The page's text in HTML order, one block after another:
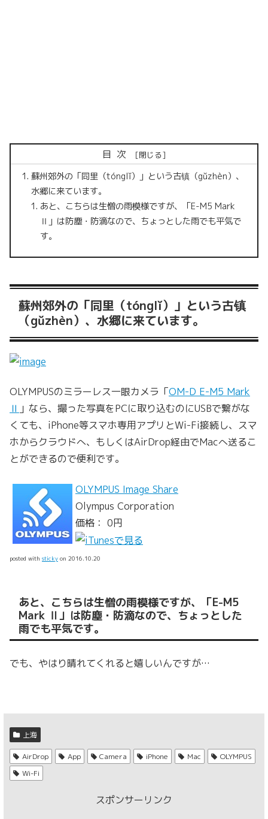
目次
蘇州郊外の「同里（tónglǐ）」という古镇（gǔzhèn）、
水郷に来ています。
あと、こちらは生憎の雨模様ですが、「E-M5 Mark
Ⅱ」は防塵・防滴なので、ちょっとした雨でも平気で
す。
蘇州郊外の「同里（tónglǐ）」という古镇
（gǔzhèn）、水郷に来ています。
OLYMPUSのミラーレス一眼カメラ「OM-D E-M5 Mark
Ⅱ 」なら、撮った写真をPCに取り込むのにUSBで繋がな
くても、iPhone等スマホ専用アプリとWi-Fi接続し、スマ
ホからクラウドへ、もしくはAirDrop経由でMacへ送るこ
とができるので便利です。
OLYMPUS Image Share
Olympus Corporation
価格： 0円
posted with sticky on 2016.10.20
あと、こちらは生憎の雨模様ですが、「E-M5
Mark Ⅱ」は防塵・防滴なので、ちょっとした
雨でも平気です。
でも、やはり晴れてくれると嬉しいんですが…
上海
AirDrop App Camera iPhone Mac
OLYMPUS
Wi-Fi
スポンサーリンク